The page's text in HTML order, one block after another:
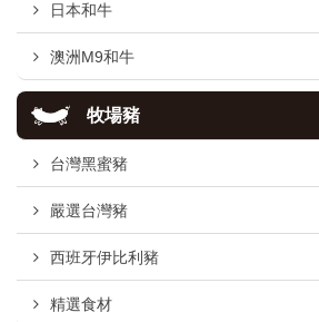
日本和牛
澳洲M9和牛
牧場豬
台灣黑蜜豬
嚴選台灣豬
西班牙伊比利豬
精選食材